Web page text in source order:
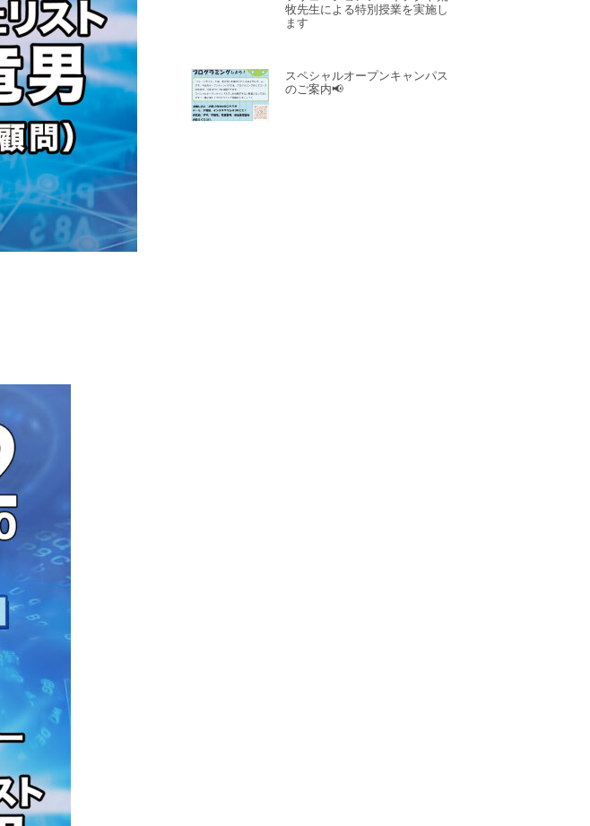
牧先生による特別授業を実施し
ます
スペシャルオープンキャンパス
のご案内📢